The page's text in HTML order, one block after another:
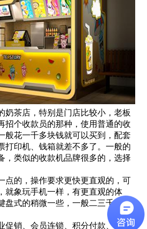
奶茶店，特别是门店比较小，老板
招个收款员的那种，使用普通的收
般花一千多块钱就可以买到，配套
打印机、钱箱就差不多了。一般的
，类似的收款机品牌很多的，选择
点的，操作要求更快更直观的，可
就象玩手机一样，有更直观的体
盘式的稍微一些，一般二三千左右
促销、会员连锁、积分付款、储值